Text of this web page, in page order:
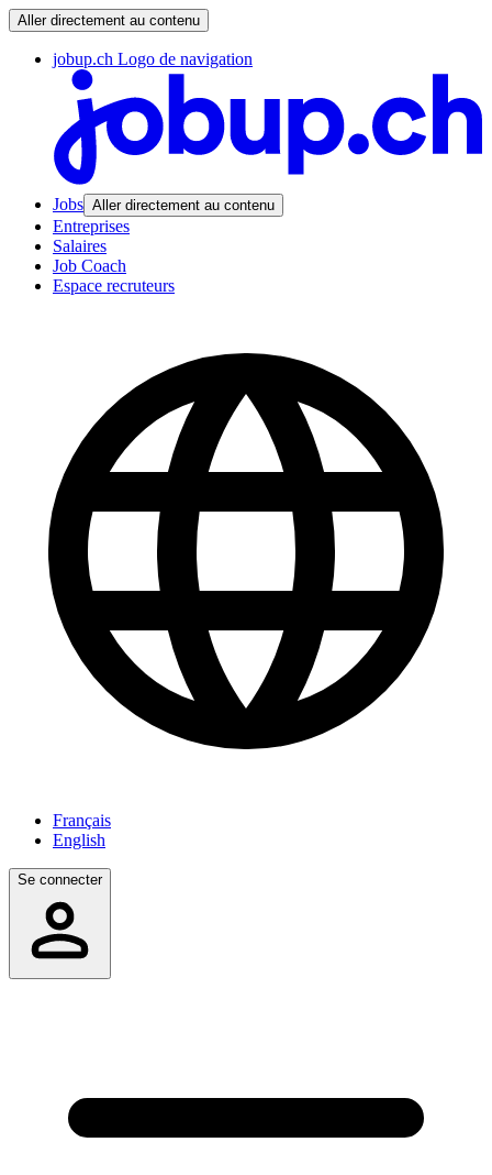
Aller directement au contenu
jobup.ch Logo de navigation
Jobs Aller directement au contenu
Entreprises
Salaires
Job Coach
Espace recruteurs
Français
English
Se connecter